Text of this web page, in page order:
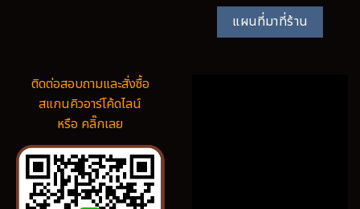
แผนที่มาที่ร้าน
ติดต่อสอบถามและสั่งซื้อ
สแกนคิวอาร์โค้ดไลน์
หรือ คลิ๊กเลย